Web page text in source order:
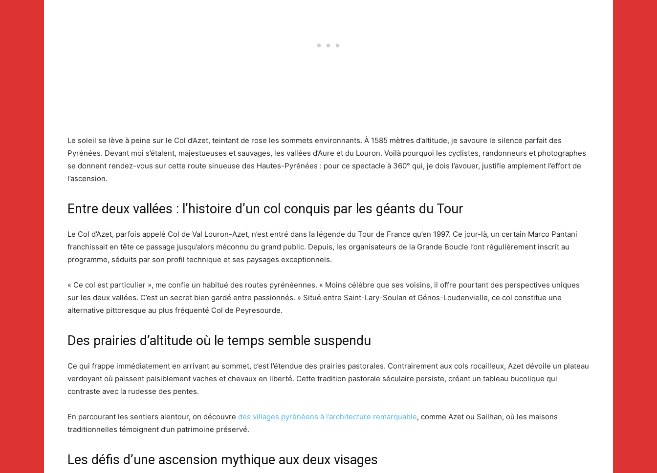
Le soleil se lève à peine sur le Col d’Azet, teintant de rose les sommets environnants. À 1585 mètres d’altitude, je savoure le silence parfait des
Pyrénées. Devant moi s’étalent, majestueuses et sauvages, les vallées d’Aure et du Louron. Voilà pourquoi les cyclistes, randonneurs et photographes
se donnent rendez-vous sur cette route sinueuse des Hautes-Pyrénées : pour ce spectacle à 360° qui, je dois l’avouer, justifie amplement l’effort de
l’ascension.
Entre deux vallées : l’histoire d’un col conquis par les géants du Tour
Le Col d’Azet, parfois appelé Col de Val Louron-Azet, n’est entré dans la légende du Tour de France qu’en 1997. Ce jour-là, un certain Marco Pantani
franchissait en tête ce passage jusqu’alors méconnu du grand public. Depuis, les organisateurs de la Grande Boucle l’ont régulièrement inscrit au
programme, séduits par son profil technique et ses paysages exceptionnels.
« Ce col est particulier », me confie un habitué des routes pyrénéennes. « Moins célèbre que ses voisins, il offre pourtant des perspectives uniques
sur les deux vallées. C’est un secret bien gardé entre passionnés. » Situé entre Saint-Lary-Soulan et Génos-Loudenvielle, ce col constitue une
alternative pittoresque au plus fréquenté Col de Peyresourde.
Des prairies d’altitude où le temps semble suspendu
Ce qui frappe immédiatement en arrivant au sommet, c’est l’étendue des prairies pastorales. Contrairement aux cols rocailleux, Azet dévoile un plateau
verdoyant où paissent paisiblement vaches et chevaux en liberté. Cette tradition pastorale séculaire persiste, créant un tableau bucolique qui
contraste avec la rudesse des pentes.
En parcourant les sentiers alentour, on découvre des villages pyrénéens à l’architecture remarquable, comme Azet ou Sailhan, où les maisons
traditionnelles témoignent d’un patrimoine préservé.
Les défis d’une ascension mythique aux deux visages